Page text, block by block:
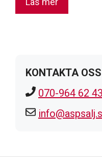
KONTAKTA OSS
070-964 62 43